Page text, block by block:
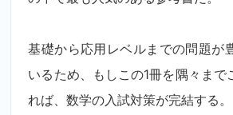
基礎から応用レベルまでの問題が
いるため、もしこの1冊を隅々まで
れば、数学の入試対策が完結する。